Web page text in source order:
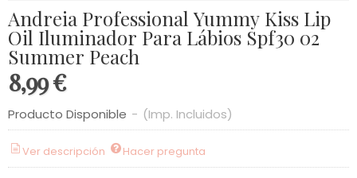
Andreia Professional Yummy Kiss Lip
Oil Iluminador Para Lábios Spf30 02
Summer Peach
8,99 €
Producto Disponible - (Imp. Incluidos)
Ver descripción Hacer pregunta